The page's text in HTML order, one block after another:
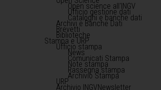
Open science all'INGV
Ufficio gestione dati
Cataloghi e banche dati
Archivi e Banche Dati
Brevetti
Biblioteche
Stampa e URP
Ufficio stampa
News
Comunicati Stampa
Note stampa
Rassegna stampa
Archivio Stampa
URP
Archivio INGVNewsletter